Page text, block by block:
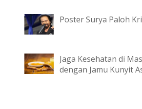
Poster Surya Paloh
Jaga Kesehatan di
dengan Jamu Kunyit